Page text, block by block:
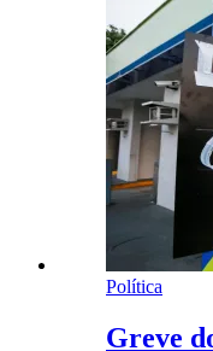
Política
Greve